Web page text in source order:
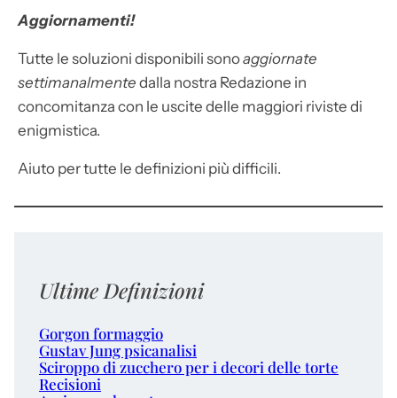
Aggiornamenti!
Tutte le soluzioni disponibili sonoaggiornate
settimanalmente dalla nostra Redazione in
concomitanza con le uscite delle maggiori riviste di
enigmistica.
Aiuto per tutte le definizioni più difficili.
Ultime Definizioni
Gorgon formaggio
Gustav Jung psicanalisi
Sciroppo di zucchero per i decori delle torte
Recisioni